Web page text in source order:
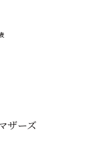
ザーズ